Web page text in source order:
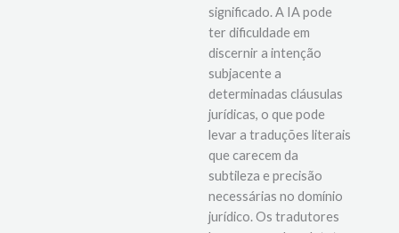
significado. A IA pode
ter dificuldade em
discernir a intenção
subjacente a
determinadas cláusulas
jurídicas, o que pode
levar a traduções literais
que carecem da
subtileza e precisão
necessárias no domínio
jurídico. Os tradutores